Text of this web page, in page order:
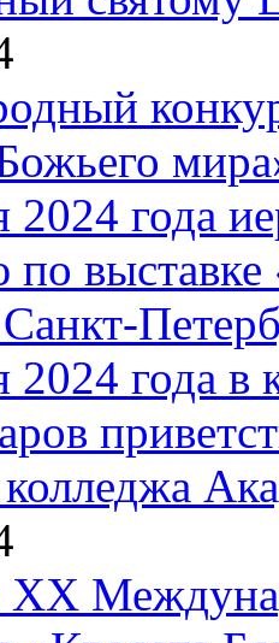
2024 года
по
Санкт-
2024 года
колледжа
XX